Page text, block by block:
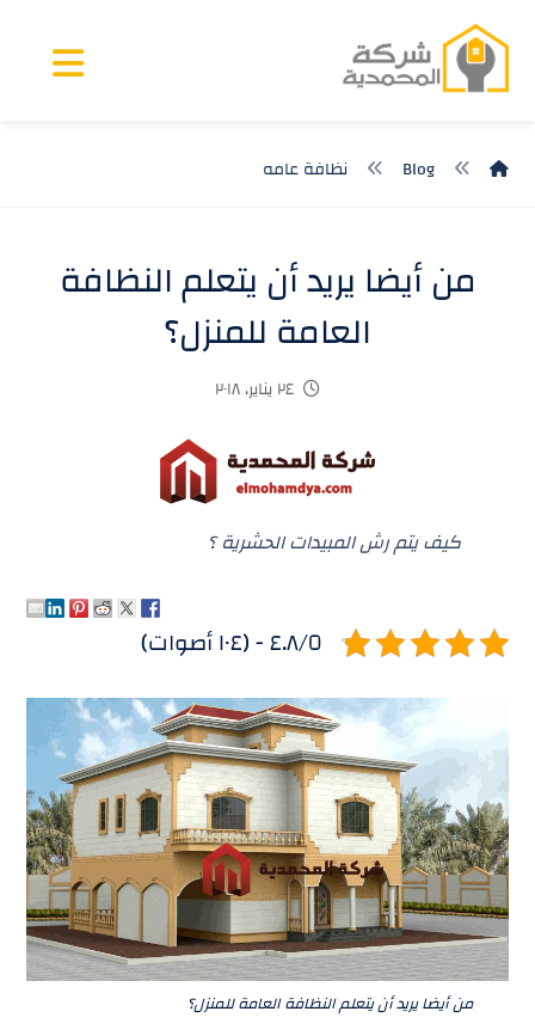
Blog نظافة عامه
من أيضا يريد أن يتعلم النظافة
العامة للمنزل؟
٢٤ يناير، ٢٠١٨
كيف يتم رش المبيدات الحشرية ؟
٤.٨/٥ - (١٠٤ أصوات)
من أيضا يريد أن يتعلم النظافة العامة للمنزل؟